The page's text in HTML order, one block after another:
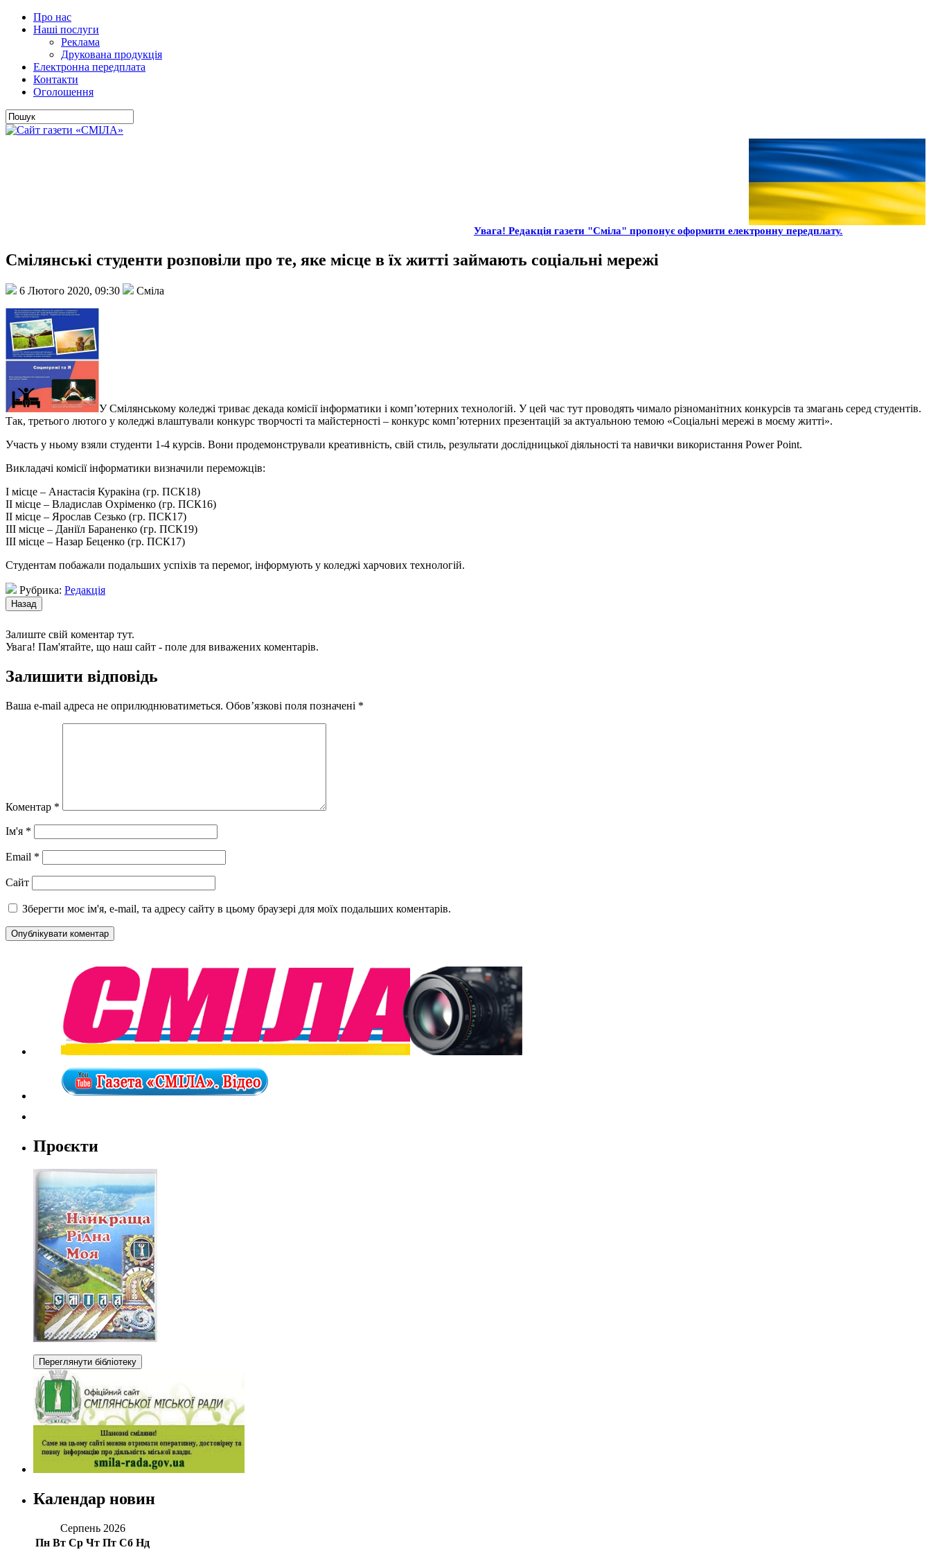
Про нас
Наші послуги
Реклама
Друкована продукція
Електронна передплата
Контакти
Оголошення
Увага! Редакція газети "Сміла" пропонує оформити електронну передплату.
Смілянські студенти розповіли про те, яке місце в їх житті займають соціальні мережі
6 Лютого 2020, 09:30 Сміла
У Смілянському коледжі триває декада комісії інформатики і комп’ютерних технологій. У цей час тут проводять чимало різноманітних конкурсів та змагань серед студентів.
Так, третього лютого у коледжі влаштували конкурс творчості та майстерності – конкурс комп’ютерних презентацій за актуальною темою «Соціальні мережі в моєму житті».
Участь у ньому взяли студенти 1-4 курсів. Вони продемонстрували креативність, свій стиль, результати дослідницької діяльності та навички використання Power Point.
Викладачі комісії інформатики визначили переможців:
І місце – Анастасія Куракіна (гр. ПСК18)
ІІ місце – Владислав Охріменко (гр. ПСК16)
ІІ місце – Ярослав Сезько (гр. ПСК17)
ІІІ місце – Даніїл Бараненко (гр. ПСК19)
ІІІ місце – Назар Беценко (гр. ПСК17)
Студентам побажали подальших успіхів та перемог, інформують у коледжі харчових технологій.
Рубрика: Редакція
Залиште свій коментар тут.
Увага! Пам'ятайте, що наш сайт - поле для виважених коментарів.
Залишити відповідь
Ваша e-mail адреса не оприлюднюватиметься. Обов’язкові поля позначені *
Коментар *
Ім'я *
Email *
Сайт
Зберегти моє ім'я, e-mail, та адресу сайту в цьому браузері для моїх подальших коментарів.
Проєкти
Календар новин
Серпень 2026
Пн Вт Ср Чт Пт Сб Нд